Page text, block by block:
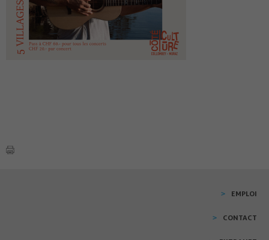
EMPLOI
CONTACT